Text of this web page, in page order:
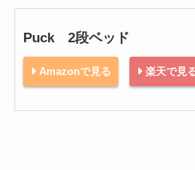
Puck 2段ベッド
Amazonで見る 楽天で見